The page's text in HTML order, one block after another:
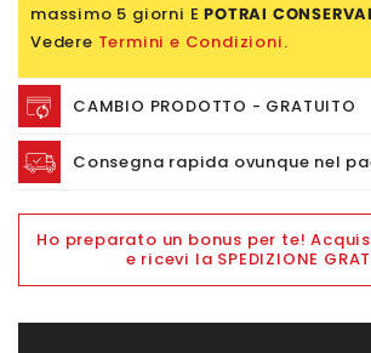
massimo 5 giorni EPOTRAI
Vedere Termini e Condizioni.
CAMBIO PRODOTTO - GRATUITO
Consegna rapida ovunque nel
Ho preparato un bonus per te!
e ricevi la SPEDIZIONE